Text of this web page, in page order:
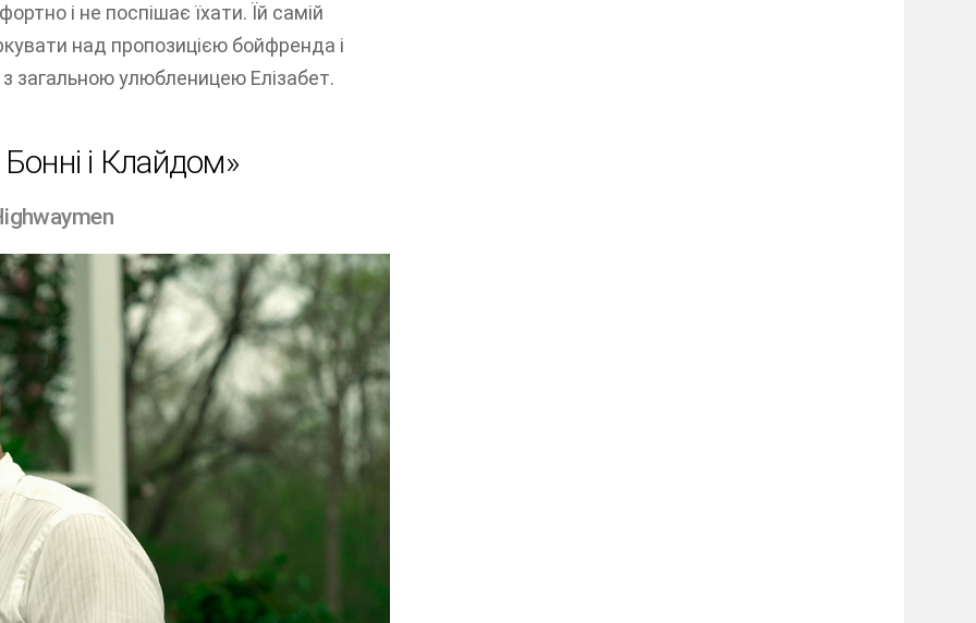
і не поспішає їхати. Їй самій
над пропозицією бойфренда і
загальною улюбленицею Елізабет.
і Клайдом»